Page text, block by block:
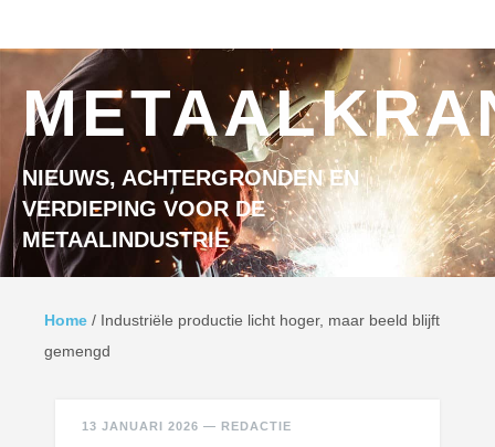
NIEUWS, ACHTERGRONDEN EN
VERDIEPING VOOR DE
METAALINDUSTRIE
Home / Industriële productie licht hoger, maar beeld blijft
gemengd
13 JANUARI 2026 — REDACTIE